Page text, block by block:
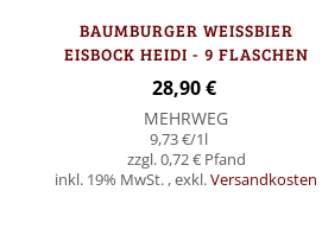
BAUMBURGER WEISSBIER E
ISBOCK HEIDI - 9 FLASCHEN
28,90 €
MEHRWEG
9,73 €/1l
0,72 €
inkl. 19% MwSt. ,exkl.Versandkosten